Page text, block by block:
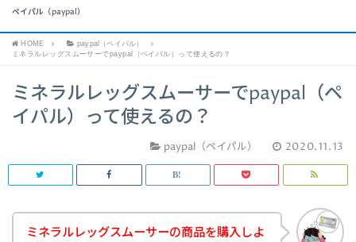
ペイパル（paypal）
HOME
paypal（ペイパル）
ミネラルレッグスムーサーでpaypal（ペイパル）って使えるの？
ミネラルレッグスムーサーでpaypal（ペ
イパル）って使えるの？
paypal（ペイパル） 2020.11.13
ミネラルレッグスムーサーの商品を購入しよ